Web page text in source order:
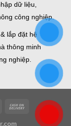
dữ liệu,
công nghiệp.
lắp đặt hệ
thông minh
nghiệp.